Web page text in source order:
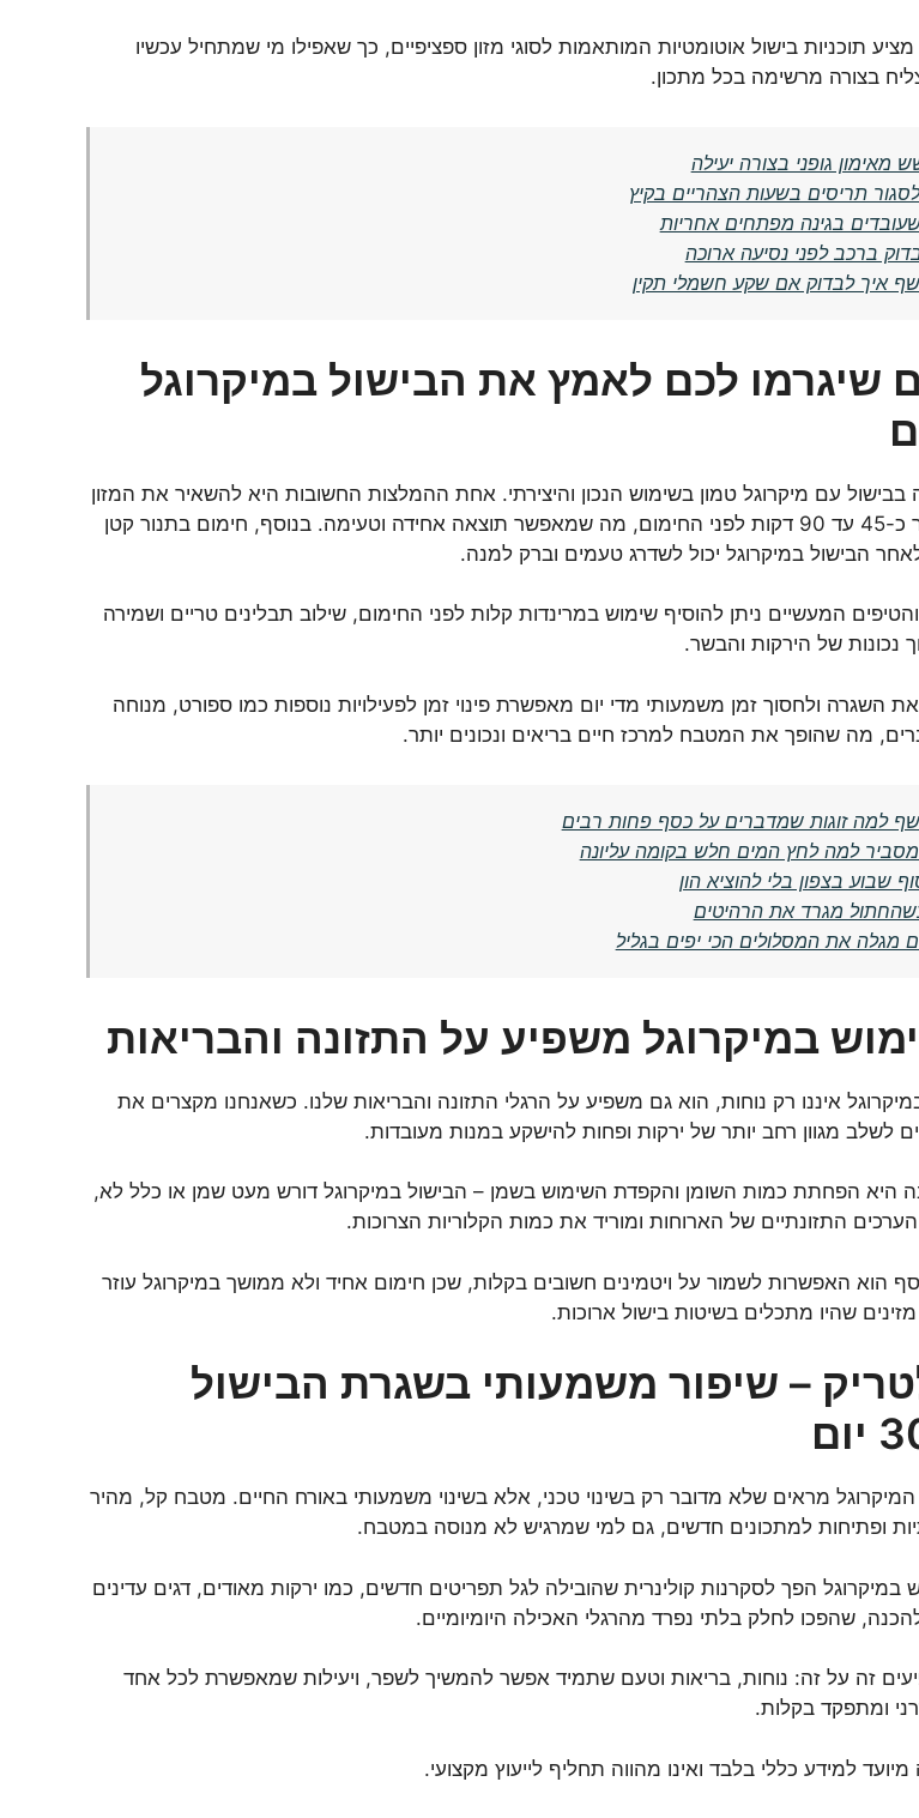
תוכניות בישול אוטומטיות המותאמות לסוגי מזון ספציפיים, כך שאפילו מי שמתחיל עכשיו
בצורה מרשימה בכל מתכון.
מאימון גופני בצורה יעילה
תריסים בשעות הצהריים בקיץ
בגינה מפתחים אחריות
ברכב לפני נסיעה ארוכה
איך לבדוק אם שקע חשמלי תקין
שיגרמו לכם לאמץ את הבישול במיקרוגל
עם מיקרוגל טמון בשימוש הנכון והיצירתי. אחת ההמלצות החשובות היא להשאיר את המזון
בטמפרטורת חדר כ-45 עד 90 דקות לפני החימום, מה שמאפשר תוצאה אחידה וטעימה. בנוסף, חימום בתנור קטן
המעשיים ניתן להוסיף שימוש במרינדות קלות לפני החימום, שילוב תבלינים טריים ושמירה
נכונות של הירקות והבשר.
השגרה ולחסוך זמן משמעותי מדי יום מאפשרת פינוי זמן לפעילויות נוספות כמו ספורט, מנוחה
מה שהופך את המטבח למרכז חיים בריאים ונכונים יותר.
למה זוגות שמדברים על כסף פחות רבים
מסביר למה לחץ המים חלש בקומה עליונה
שבוע בצפון בלי להוציא הון
מגרד את הרהיטים
מגלה את המסלולים הכי יפים בגליל
במיקרוגל משפיע על התזונה והבריאות
איננו רק נוחות, הוא גם משפיע על הרגלי התזונה והבריאות שלנו. כשאנחנו מקצרים את
לשלב מגוון רחב יותר של ירקות ופחות להישקע במנות מעובדות.
היא הפחתת כמות השומן והקפדת השימוש בשמן – הבישול במיקרוגל דורש מעט שמן או כלל לא,
התזונתיים של הארוחות ומוריד את כמות הקלוריות הצרוכות.
נוסף הוא האפשרות לשמור על ויטמינים חשובים בקלות, שכן חימום אחיד ולא ממושך במיקרוגל עוזר
שהיו מתכלים בשיטות בישול ארוכות.
– שיפור משמעותי בשגרת הבישול
המיקרוגל מראים שלא מדובר רק בשינוי טכני, אלא בשינוי משמעותי באורח החיים. מטבח קל, מהיר
ופתיחות למתכונים חדשים, גם למי שמרגיש לא מנוסה במטבח.
במיקרוגל הפך לסקרנות קולינרית שהובילה לגל תפריטים חדשים, כמו ירקות מאודים, דגים עדינים
שהפכו לחלק בלתי נפרד מהרגלי האכילה היומיומיים.
זה על זה: נוחות, בריאות וטעם שתמיד אפשר להמשיך לשפר, ויעילות שמאפשרת לכל אחד
ומתפקד בקלות.
למידע כללי בלבד ואינו מהווה תחליף לייעוץ מקצועי.